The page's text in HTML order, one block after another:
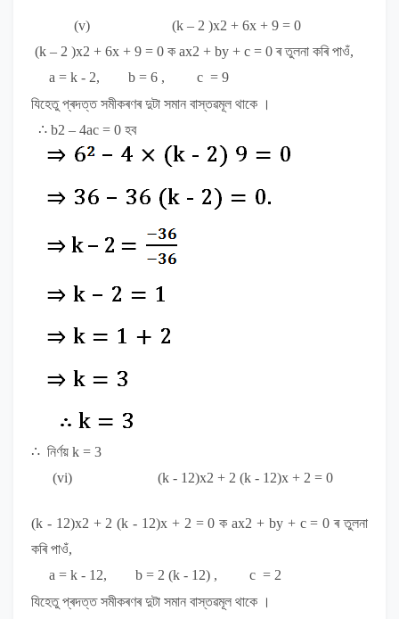
(v) (k – 2 )x2 + 6x + 9 = 0
(k – 2 )x2 + 6x + 9 = 0 ক ax2 + by + c = 0ৰ তুলনা কৰি পাওঁ,
a = k - 2, b = 6 , c = 9
যিহেতু প্ৰদত্ত সমীকৰণৰ দুটা সমান বাস্তৱমূল থাকে ।
∴ b2 – 4ac = 0 হব
∴ নিৰ্ণয় k = 3
(vi)
(k - 12)x2 + 2 (k - 12)x + 2 = 0
(k - 12)x2 + 2 (k - 12)x + 2 = 0ক ax2 + by + c = 0 ৰ তুলনা
কৰি পাওঁ,
a = k - 12, b = 2 (k - 12) , c = 2
যিহেতু প্ৰদত্ত সমীকৰণৰ দুটা সমান বাস্তৱমূল থাকে ।